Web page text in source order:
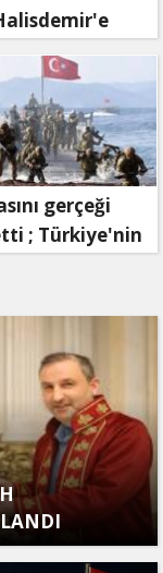
gerçeği
; Türkiye'nin